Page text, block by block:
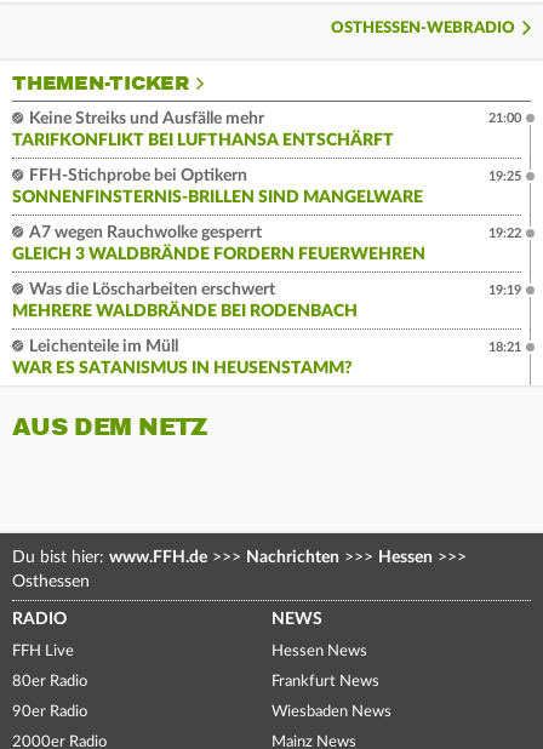
OSTHESSEN-WEBRADIO
THEMEN-TICKER
Keine Streiks und Ausfälle mehr
TARIFKONFLIKT BEI LUFTHANSA ENTSCHÄRFT
21:00
FFH-Stichprobe bei Optikern
SONNENFINSTERNIS-BRILLEN SIND MANGELWARE
19:25
A7 wegen Rauchwolke gesperrt
GLEICH 3 WALDBRÄNDE FORDERN FEUERWEHREN
19:22
Was die Löscharbeiten erschwert
MEHRERE WALDBRÄNDE BEI RODENBACH
19:19
Leichenteile im Müll
WAR ES SATANISMUS IN HEUSENSTAMM?
18:21
AUS DEM NETZ
Du bist hier: www.FFH.de >>> Nachrichten >>> Hessen >>>
Osthessen
RADIO
FFH Live
80er Radio
90er Radio
2000er Radio
NEWS
Hessen News
Frankfurt News
Wiesbaden News
Mainz News